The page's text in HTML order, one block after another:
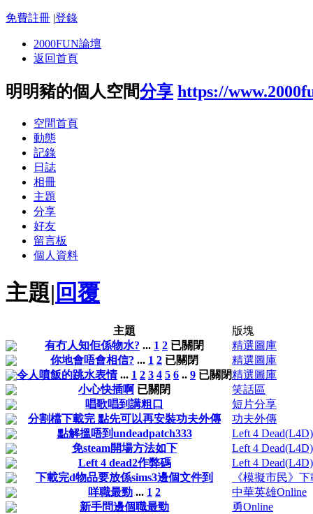
免費註冊 |登錄
2000FUN論壇
返回首頁
明明豬的個人空間分享 https://
空間首頁
動態
記錄
日誌
相冊
主題
分享
好友
留言板
個人資料
主題| 回覆
主題
版塊
有冇人知佢係物水? ... 1 2 已關閉
精選圖庫
你地會唔會相信? ... 1 2 已關閉
精選圖庫
令人噴飯的跳水表情 ... 1 2 3 4 5 6 .. 9 已關閉精選圖庫
小心快插啊 已關閉
笑話區
唱歌唱到講粗口
短片分享
分割檔下載完 點先可以再安裝功夫外傳
功夫外傳
點解搵唔到undeadpatch333
Left 4 Dead(L4D)
免steam開場方法如下
Left 4 Dead(L4D)
Left 4 dead2作弊碼
Left 4 Dead(L4D)
下載完d物品要放係sims3邊個文件到
《模擬市民》
咩職最勁 ... 1 2
中華英雄Online
新手問邊個職最勁
勇Online